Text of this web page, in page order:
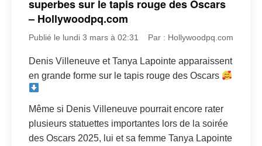
superbes sur le tapis rouge des Oscars
– Hollywoodpq.com
Publié le lundi 3 mars à 02:31 Par : Hollywoodpq.com
Denis Villeneuve et Tanya Lapointe apparaissent
en grande forme sur le tapis rouge des Oscars
Même si Denis Villeneuve pourrait encore rater
plusieurs statuettes importantes lors de la soirée
des Oscars 2025, lui et sa femme Tanya Lapointe